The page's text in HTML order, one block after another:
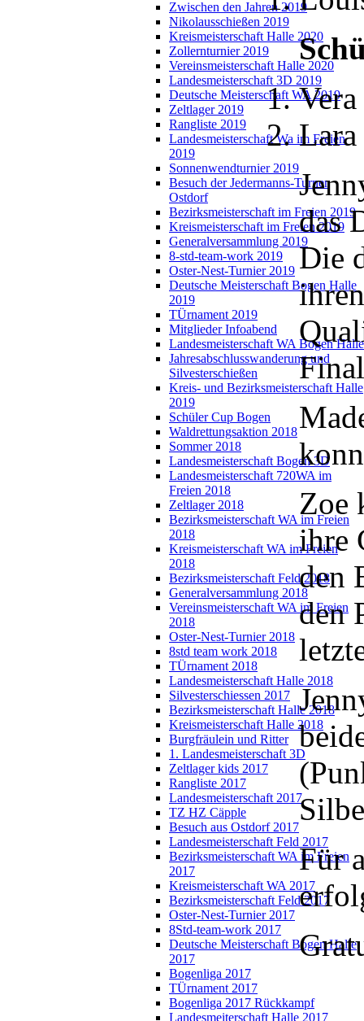
Zwischen den Jahren 2019
Nikolausschießen 2019
Kreismeisterschaft Halle 2020
Zollernturnier 2019
Vereinsmeisterschaft Halle 2020
Landesmeisterschaft 3D 2019
Deutsche Meisterschaft WA 2019
Zeltlager 2019
Rangliste 2019
Landesmeisterschaft Wa im Freien
2019
Sonnenwendturnier 2019
Besuch der Jedermanns-Turner
Ostdorf
Bezirksmeisterschaft im Freien 2019
Kreismeisterschaft im Freien 2019
Generalversammlung 2019
8-std-team-work 2019
Oster-Nest-Turnier 2019
Deutsche Meisterschaft Bogen Halle
2019
TÜrnament 2019
Mitglieder Infoabend
Landesmeisterschaft WA Bogen Halle
Jahresabschlusswanderung und
Silvesterschießen
Kreis- und Bezirksmeisterschaft Halle
2019
Schüler Cup Bogen
Waldrettungsaktion 2018
Sommer 2018
Landesmeisterschaft Bogen 3D
Landesmeisterschaft 720WA im
Freien 2018
Zeltlager 2018
Bezirksmeisterschaft WA im Freien
2018
Kreismeisterschaft WA im Freien
2018
Bezirksmeisterschaft Feld 2018
Generalversammlung 2018
Vereinsmeisterschaft WA im Freien
2018
Oster-Nest-Turnier 2018
8std team work 2018
TÜrnament 2018
Landesmeisterschaft Halle 2018
Silvesterschiessen 2017
Bezirksmeisterschaft Halle 2018
Kreismeisterschaft Halle 2018
Burgfräulein und Ritter
1. Landesmeisterschaft 3D
Zeltlager kids 2017
Rangliste 2017
Landesmeisterschaft 2017
TZ HZ Cäpple
Besuch aus Ostdorf 2017
Landesmeisterschaft Feld 2017
Bezirksmeisterschaft WA im Freien
2017
Kreismeisterschaft WA 2017
Bezirksmeisterschaft Feld 2017
Oster-Nest-Turnier 2017
8Std-team-work 2017
Deutsche Meisterschaft Bogen Halle
2017
Bogenliga 2017
TÜrnament 2017
Bogenliga 2017 Rückkampf
Landesmeiterschaft Halle 2017
das
Die
Zoe
ihre
den
den
Für